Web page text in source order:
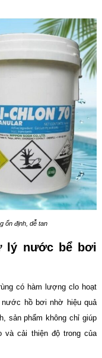
ổn định, dễ tan
lý nước bể bơi
có hàm lượng clo hoạt
hồ bơi nhờ hiệu quả
sản phẩm không chỉ giúp
và cải thiện độ trong của